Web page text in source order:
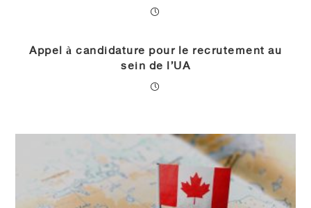
Appel à candidature pour le recrutement au
sein de l’UA